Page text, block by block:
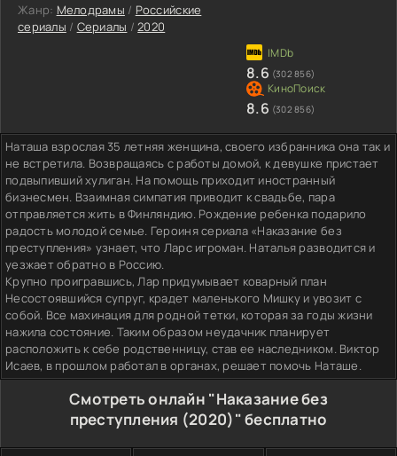
Жанр: Мелодрамы / Российские
сериалы / Сериалы /2020
8.6 (302 856)
8.6 (302 856)
Наташа взрослая 35 летняя женщина, своего избранника она так и
не встретила. Возвращаясь с работы домой, к девушке пристает
подвыпивший хулиган. На помощь приходит иностранный
бизнесмен. Взаимная симпатия приводит к свадьбе, пара
отправляется жить в Финляндию. Рождение ребенка подарило
радость молодой семье. Героиня сериала «Наказание без
преступления» узнает, что Ларс игроман. Наталья разводится и
уезжает обратно в Россию.
Крупно проигравшись, Лар придумывает коварный план
Несостоявшийся супруг, крадет маленького Мишку и увозит с
собой. Все махинация для родной тетки, которая за годы жизни
нажила состояние. Таким образом неудачник планирует
расположить к себе родственницу, став ее наследником. Виктор
Исаев, в прошлом работал в органах, решает помочь Наташе.
Смотреть онлайн "Наказание без
преступления (2020)" бесплатно